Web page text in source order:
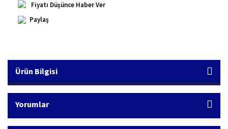
Fiyatı Düşünce Haber Ver
Paylaş
Ürün Bilgisi
Yorumlar